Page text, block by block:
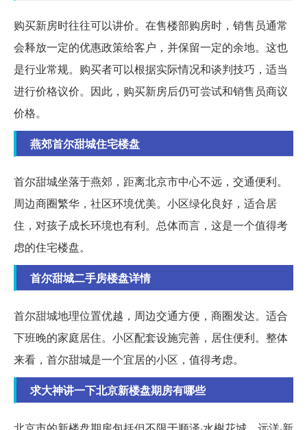
购买新房时往往可以讲价。在售楼部购房时，销售员通常
会释放一定的优惠政策给客户，并保留一定的余地。这也
是行业常规。购买者可以根据实际情况和谈判技巧，适当
进行价格议价。因此，购买新房后仍可尝试和销售员商议
价格。
燕郊首尔甜城住宅楼盘
首尔甜城坐落于燕郊，距离北京市中心不远，交通便利。
周边商圈繁华，社区环境优美。小区绿化良好，适合居
住，对孩子成长环境也有利。总体而言，这是一个值得考
虑的住宅楼盘。
首尔甜城二手房楼盘详情
首尔甜城地理位置优越，周边交通方便，商圈发达。适合
下班晚的家庭居住。小区配套设施完善，居住便利。整体
来看，首尔甜城是一个宜居的小区，值得考虑。
求大神讲一下北京新楼盘期房有哪些